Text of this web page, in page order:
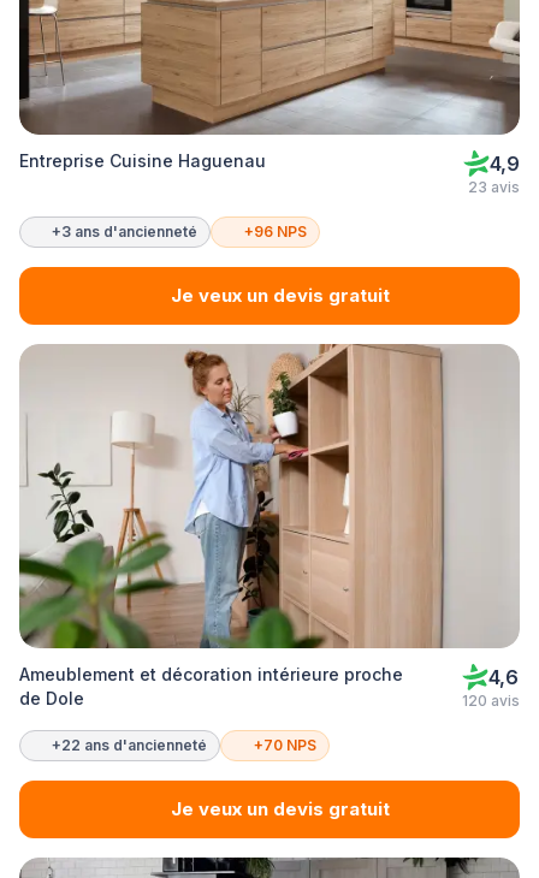
Entreprise Cuisine Haguenau 4,9
23 avis
+3 ans d'ancienneté +96 NPS
Je veux un devis gratuit
Ameublement et décoration intérieure proche
de Dole
4,6
120 avis
+22 ans d'ancienneté +70 NPS
Je veux un devis gratuit